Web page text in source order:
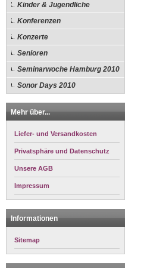
Kinder & Jugendliche
Konferenzen
Konzerte
Senioren
Seminarwoche Hamburg 2010
Sonor Days 2010
Mehr über...
Liefer- und Versandkosten
Privatsphäre und Datenschutz
Unsere AGB
Impressum
Informationen
Sitemap